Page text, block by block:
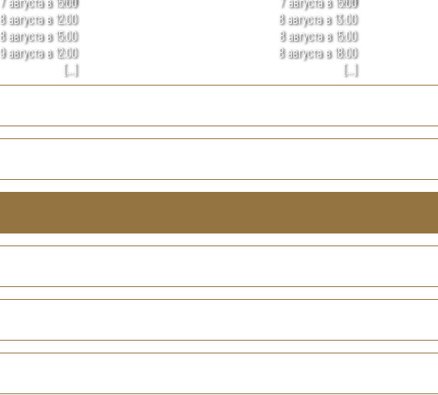
8 августа в 12:00
8 августа в 15:00
9 августа в 12:00
[...]
8 августа в 13:00
8 августа в 15:00
8 августа в 18:00
[...]